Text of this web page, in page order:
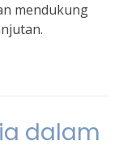
mendukung
dalam